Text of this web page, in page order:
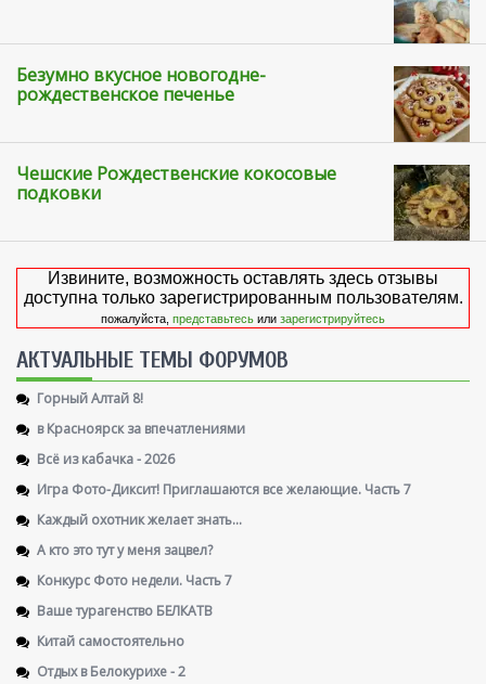
Безумно вкусное новогодне-
рождественское печенье
Чешские Рождественские кокосовые
подковки
Извините, возможность оставлять здесь отзывы
доступна только зарегистрированным пользователям.
пожалуйста, представьтесь или зарегистрируйтесь
AКТУАЛЬНЫЕ ТЕМЫ ФОРУМОВ
Горный Алтай 8!
в Красноярск за впечатлениями
Всё из кабачка - 2026
Игра Фото-Диксит! Приглашаются все желающие. Часть 7
Каждый охотник желает знать...
А кто это тут у меня зацвел?
Конкурс Фото недели. Часть 7
Ваше турагенство БЕЛКАТВ
Китай самостоятельно
Отдых в Белокурихе - 2